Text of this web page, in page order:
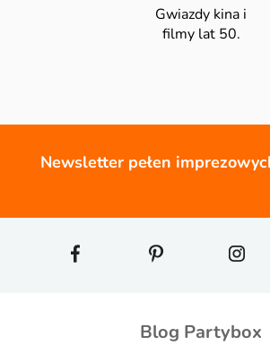
Gwiazdy kina i
filmy lat 50.
Newsletter pełen
Blog Partybox